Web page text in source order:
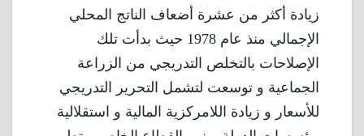
زيادة أكثر من عشرة أضعاف الناتج المحلي
الإجمالي منذ عام 1978 حيث بدأت تلك
الإصلاحات بالتخلص التدريجي من الزراعة
الجماعية و توسعت لتشمل التحرير التدريجي
للأسعار و زيادة اللامركزية المالية و استقلالية